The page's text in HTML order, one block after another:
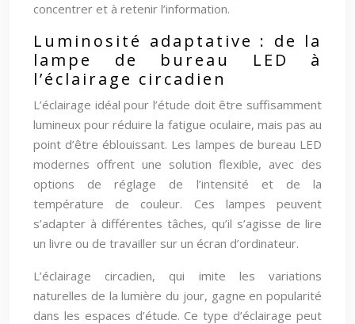
concentrer et à retenir l’information.
Luminosité adaptative : de la
lampe de bureau LED à
l’éclairage circadien
L’éclairage idéal pour l’étude doit être suffisamment
lumineux pour réduire la fatigue oculaire, mais pas au
point d’être éblouissant. Les lampes de bureau LED
modernes offrent une solution flexible, avec des
options de réglage de l’intensité et de la
température de couleur. Ces lampes peuvent
s’adapter à différentes tâches, qu’il s’agisse de lire
un livre ou de travailler sur un écran d’ordinateur.
L’éclairage circadien, qui imite les variations
naturelles de la lumière du jour, gagne en popularité
dans les espaces d’étude. Ce type d’éclairage peut